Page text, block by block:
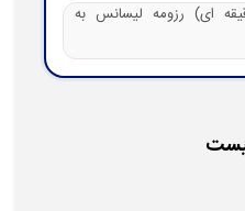
طلایی (45 دقیقه ای) رزومه لیسانس به